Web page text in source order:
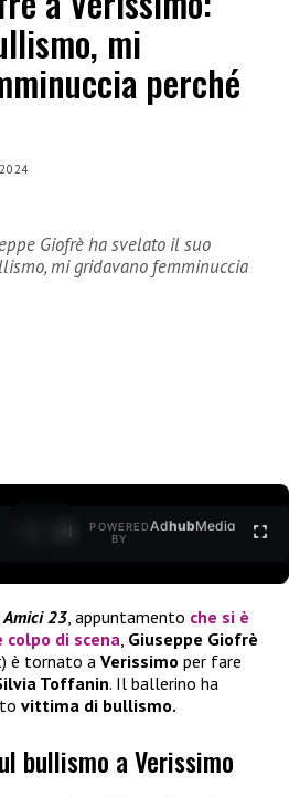
mi
perché
Giofrè ha svelato il suo
mi gridavano femminuccia
POWERED
BY
AdhubMedia
Amici 23 , appuntamento che si è
colpo di scena Giuseppe Giofrè
è tornato a Verissimo per fare
Toffanin. Il ballerino ha
vittima di bullismo.
bullismo a Verissimo